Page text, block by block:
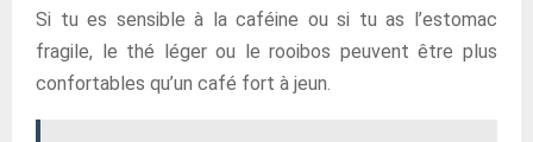
Si tu es sensible à la caféine ou si tu as l’estomac
fragile, le thé léger ou le rooibos peuvent être plus
confortables qu’un café fort à jeun.